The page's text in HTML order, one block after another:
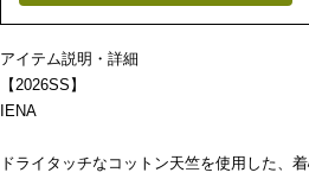
アイテム説明・詳細
【2026SS】
IENA
ドライタッチなコットン天竺を使用した、